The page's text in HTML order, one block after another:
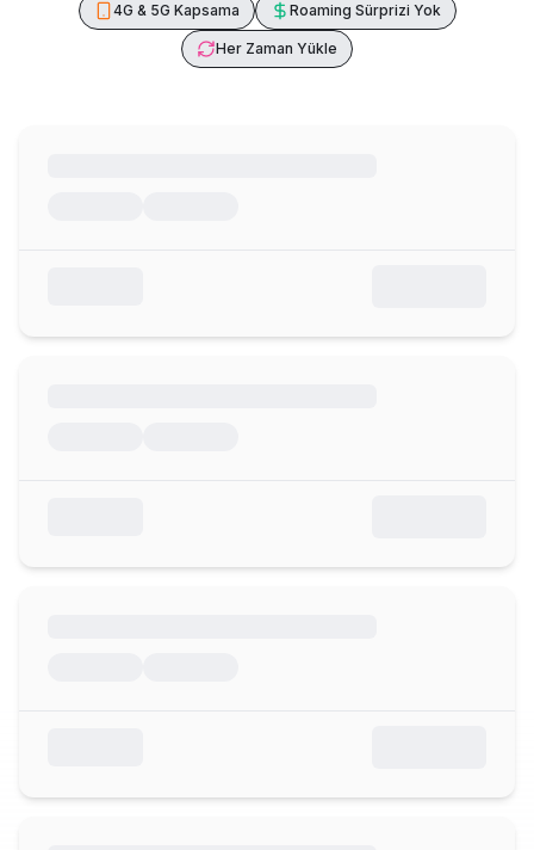
4G & 5G Kapsama Roaming Sürprizi Yok
Her Zaman Yükle